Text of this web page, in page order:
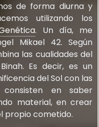
de forma diurna y
utilizando los
. Un día, me
Mikael 42. Según
las cualidades del
Es decir, es un
del Sol con las
consisten en saber
material, en crear
propio cometido.